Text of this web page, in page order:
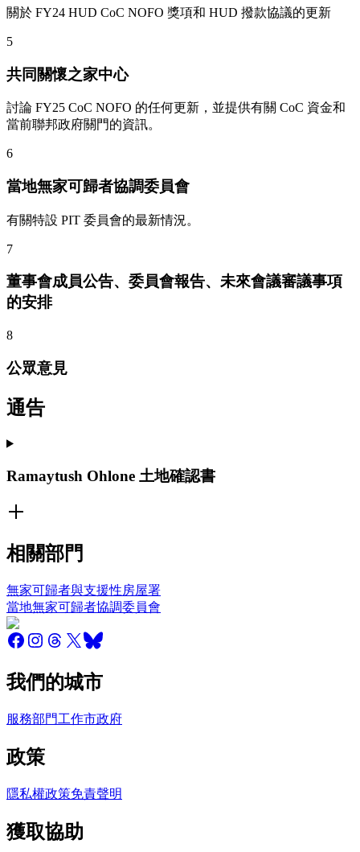
關於 FY24 HUD CoC NOFO 獎項和 HUD 撥款協議的更新
5
共同關懷之家中心
討論 FY25 CoC NOFO 的任何更新，並提供有關 CoC 資金和
當前聯邦政府關門的資訊。
6
當地無家可歸者協調委員會
有關特設 PIT 委員會的最新情況。
7
董事會成員公告、委員會報告、未來會議審議事項
的安排
8
公眾意見
通告
Ramaytush Ohlone 土地確認書
相關部門
無家可歸者與支援性房屋署
當地無家可歸者協調委員會
我們的城市
服務部門工作市政府
政策
隱私權政策免責聲明
獲取協助